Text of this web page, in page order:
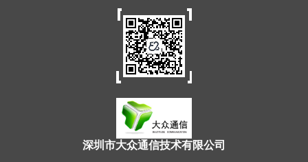
深圳市大众通信技术有限公司